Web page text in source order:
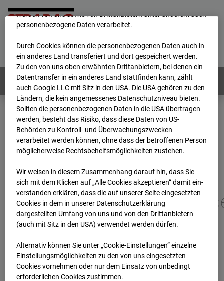
Deutsch / English
Webcams: Alle Länder
Home
Deutschland
BC-113 - BV-New Commissary, Panzerkaserne Böblingen
Archiv
2026 07 08 08:15
BC-113 - BV-New
Commissary,
Böblingen
Herdweg , 71032 Böblingen
Zur Übersicht
werden von uns sowie von Drittanbietern unter anderem auch
personenbezogene Daten verarbeitet.
Durch Cookies können die personenbezogenen Daten auch in
ein anderes Land transferiert und dort gespeichert werden.
Zu den von uns oben erwähnten Drittanbietern, bei denen ein
Datentransfer in ein anderes Land stattfinden kann, zählt
auch Google LLC mit Sitz in den USA. Die USA gehören zu den
Ländern, die kein angemessenes Datenschutzniveau bieten.
Sollten die personenbezogenen Daten in die USA übertragen
werden, besteht das Risiko, dass diese Daten von US-
Behörden zu Kontroll- und Überwachungszwecken
verarbeitet werden können, ohne dass der betroffenen Person
möglicherweise Rechtsbehelfsmöglichkeiten zustehen.
Wir weisen in diesem Zusammenhang darauf hin, dass Sie
sich mit dem Klicken auf „Alle Cookies akzeptieren“ damit ein­
ver­standen erklären, dass die auf unserer Seite eingesetzten
Cookies in dem in unserer Datenschutzerklärung
dargestellten Umfang von uns und von den Drittanbietern
(auch mit Sitz in den USA) verwendet werden dürfen.
Alternativ können Sie unter „Cookie-Einstellungen“ einzelne
Einstellungsmöglichkeiten zu den von uns eingesetzten
Cookies vornehmen oder nur dem Einsatz von unbedingt
erforderlichen Cookies zustimmen.